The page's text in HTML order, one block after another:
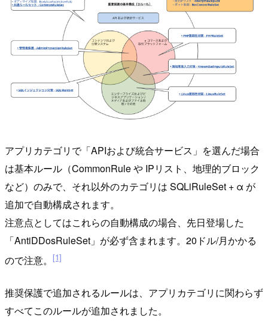
アプリカテゴリで「APIおよび統合サービス」を選んだ場合
は基本ルール（CommonRule や IPリスト、地理的ブロック
など）のみで、それ以外のカテゴリは SQLiRuleSet + α が
追加で自動構成されます。
注意点としてはこれらの自動構成の場合、先日登場した
「AntiDDosRuleSet」が必ず含まれます。20ドル/月かかる
ので注意。
[1]
推奨保護で追加されるルールは、アプリカテゴリに関わらず
すべてこのルールが追加されました。